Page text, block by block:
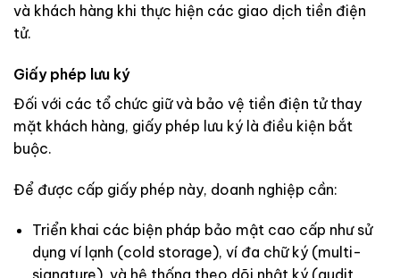
và khách hàng khi thực hiện các giao dịch tiền điện
tử.
Giấy phép lưu ký
Đối với các tổ chức giữ và bảo vệ tiền điện tử thay
mặt khách hàng, giấy phép lưu ký là điều kiện bắt
buộc.
Để được cấp giấy phép này, doanh nghiệp cần:
Triển khai các biện pháp bảo mật cao cấp như sử
dụng ví lạnh (cold storage), ví đa chữ ký (multi-